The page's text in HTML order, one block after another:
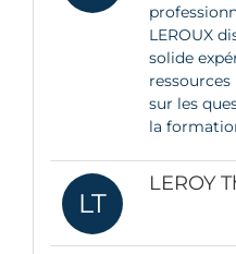
LEROUX
solide
sur les
la
LT
LEROY